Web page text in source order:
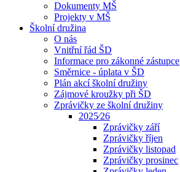
Dokumenty MŠ
Projekty v MŠ
Školní družina
O nás
Vnitřní řád ŠD
Informace pro zákonné zástupce
Směrnice - úplata v ŠD
Plán akcí školní družiny
Zájmové kroužky při ŠD
Zprávičky ze školní družiny
2025⁄26
Zprávičky září
Zprávičky říjen
Zprávičky listopad
Zprávičky prosinec